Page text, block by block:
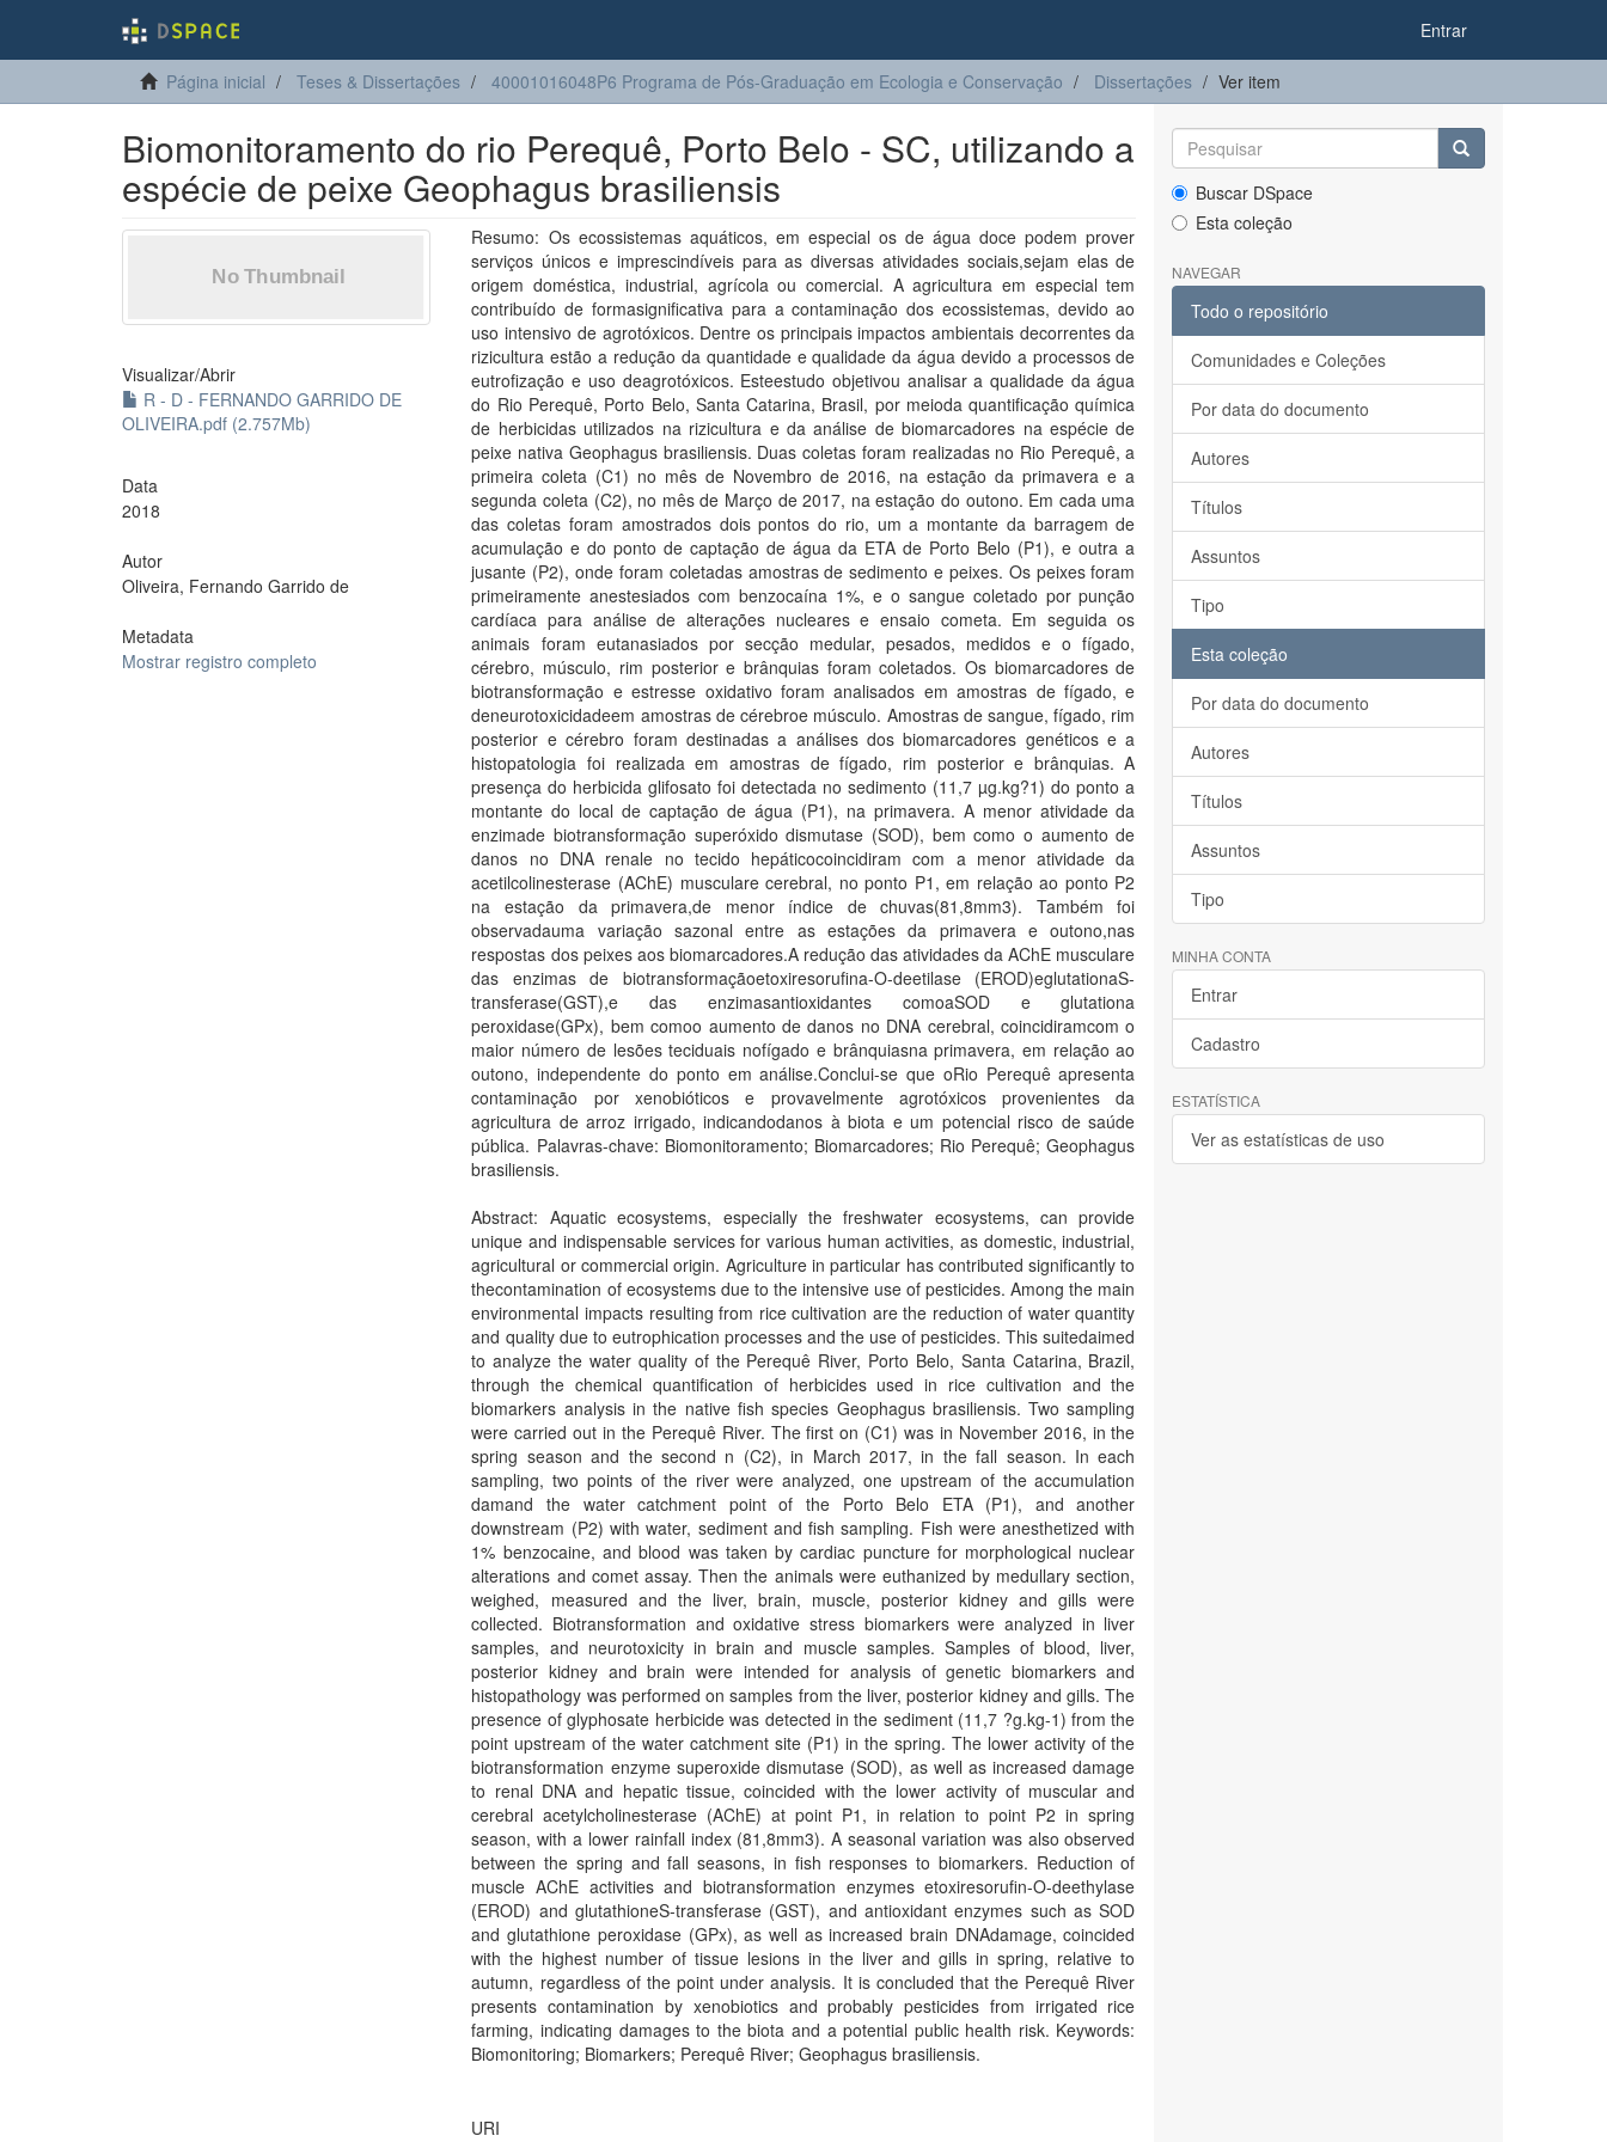
Entrar
Página inicial Teses & Dissertações 40001016048P6 Programa de Pós-Graduação em Ecologia e Conservação Dissertações Ver item
Biomonitoramento do rio Perequê, Porto Belo - SC, utilizando a
espécie de peixe Geophagus brasiliensis
Visualizar/Abrir
R - D - FERNANDO GARRIDO DE
OLIVEIRA.pdf (2.757Mb)
Data
2018
Autor
Oliveira, Fernando Garrido de
Metadata
Mostrar registro completo
Resumo: Os ecossistemas aquáticos, em especial os de água doce podem prover
serviços únicos e imprescindíveis para as diversas atividades sociais,sejam elas de
origem doméstica, industrial, agrícola ou comercial. A agricultura em especial tem
contribuído de formasignificativa para a contaminação dos ecossistemas, devido ao
uso intensivo de agrotóxicos. Dentre os principais impactos ambientais decorrentes da
rizicultura estão a redução da quantidade e qualidade da água devido a processos de
eutrofização e uso deagrotóxicos. Esteestudo objetivou analisar a qualidade da água
do Rio Perequê, Porto Belo, Santa Catarina, Brasil, por meioda quantificação química
de herbicidas utilizados na rizicultura e da análise de biomarcadores na espécie de
peixe nativa Geophagus brasiliensis. Duas coletas foram realizadas no Rio Perequê, a
primeira coleta (C1) no mês de Novembro de 2016, na estação da primavera e a
segunda coleta (C2), no mês de Março de 2017, na estação do outono. Em cada uma
das coletas foram amostrados dois pontos do rio, um a montante da barragem de
acumulação e do ponto de captação de água da ETA de Porto Belo (P1), e outra a
jusante (P2), onde foram coletadas amostras de sedimento e peixes. Os peixes foram
primeiramente anestesiados com benzocaína 1%, e o sangue coletado por punção
cardíaca para análise de alterações nucleares e ensaio cometa. Em seguida os
animais foram eutanasiados por secção medular, pesados, medidos e o fígado,
cérebro, músculo, rim posterior e brânquias foram coletados. Os biomarcadores de
biotransformação e estresse oxidativo foram analisados em amostras de fígado, e
deneurotoxicidadeem amostras de cérebroe músculo. Amostras de sangue, fígado, rim
posterior e cérebro foram destinadas a análises dos biomarcadores genéticos e a
histopatologia foi realizada em amostras de fígado, rim posterior e brânquias. A
presença do herbicida glifosato foi detectada no sedimento (11,7 µg.kg?1) do ponto a
montante do local de captação de água (P1), na primavera. A menor atividade da
enzimade biotransformação superóxido dismutase (SOD), bem como o aumento de
danos no DNA renale no tecido hepáticocoincidiram com a menor atividade da
acetilcolinesterase (AChE) musculare cerebral, no ponto P1, em relação ao ponto P2
na estação da primavera,de menor índice de chuvas(81,8mm3). Também foi
observadauma variação sazonal entre as estações da primavera e outono,nas
respostas dos peixes aos biomarcadores.A redução das atividades da AChE musculare
das enzimas de biotransformaçãoetoxiresorufina-O-deetilase (EROD)eglutationaS-
transferase(GST),e das enzimasantioxidantes comoaSOD e glutationa
peroxidase(GPx), bem comoo aumento de danos no DNA cerebral, coincidiramcom o
maior número de lesões teciduais nofígado e brânquiasna primavera, em relação ao
outono, independente do ponto em análise.Conclui-se que oRio Perequê apresenta
contaminação por xenobióticos e provavelmente agrotóxicos provenientes da
agricultura de arroz irrigado, indicandodanos à biota e um potencial risco de saúde
pública. Palavras-chave: Biomonitoramento; Biomarcadores; Rio Perequê; Geophagus
brasiliensis.
Abstract: Aquatic ecosystems, especially the freshwater ecosystems, can provide
unique and indispensable services for various human activities, as domestic, industrial,
agricultural or commercial origin. Agriculture in particular has contributed significantly to
thecontamination of ecosystems due to the intensive use of pesticides. Among the main
environmental impacts resulting from rice cultivation are the reduction of water quantity
and quality due to eutrophication processes and the use of pesticides. This suitedaimed
to analyze the water quality of the Perequê River, Porto Belo, Santa Catarina, Brazil,
through the chemical quantification of herbicides used in rice cultivation and the
biomarkers analysis in the native fish species Geophagus brasiliensis. Two sampling
were carried out in the Perequê River. The first on (C1) was in November 2016, in the
spring season and the second n (C2), in March 2017, in the fall season. In each
sampling, two points of the river were analyzed, one upstream of the accumulation
damand the water catchment point of the Porto Belo ETA (P1), and another
downstream (P2) with water, sediment and fish sampling. Fish were anesthetized with
1% benzocaine, and blood was taken by cardiac puncture for morphological nuclear
alterations and comet assay. Then the animals were euthanized by medullary section,
weighed, measured and the liver, brain, muscle, posterior kidney and gills were
collected. Biotransformation and oxidative stress biomarkers were analyzed in liver
samples, and neurotoxicity in brain and muscle samples. Samples of blood, liver,
posterior kidney and brain were intended for analysis of genetic biomarkers and
histopathology was performed on samples from the liver, posterior kidney and gills. The
presence of glyphosate herbicide was detected in the sediment (11,7 ?g.kg-1) from the
point upstream of the water catchment site (P1) in the spring. The lower activity of the
biotransformation enzyme superoxide dismutase (SOD), as well as increased damage
to renal DNA and hepatic tissue, coincided with the lower activity of muscular and
cerebral acetylcholinesterase (AChE) at point P1, in relation to point P2 in spring
season, with a lower rainfall index (81,8mm3). A seasonal variation was also observed
between the spring and fall seasons, in fish responses to biomarkers. Reduction of
muscle AChE activities and biotransformation enzymes etoxiresorufin-O-deethylase
(EROD) and glutathioneS-transferase (GST), and antioxidant enzymes such as SOD
and glutathione peroxidase (GPx), as well as increased brain DNAdamage, coincided
with the highest number of tissue lesions in the liver and gills in spring, relative to
autumn, regardless of the point under analysis. It is concluded that the Perequê River
presents contamination by xenobiotics and probably pesticides from irrigated rice
farming, indicating damages to the biota and a potential public health risk. Keywords:
Biomonitoring; Biomarkers; Perequê River; Geophagus brasiliensis.
URI
Buscar DSpace
Esta coleção
NAVEGAR
Todo o repositório
Comunidades e Coleções
Por data do documento
Autores
Títulos
Assuntos
Tipo
Esta coleção
Por data do documento
Autores
Títulos
Assuntos
Tipo
MINHA CONTA
Entrar
Cadastro
ESTATÍSTICA
Ver as estatísticas de uso